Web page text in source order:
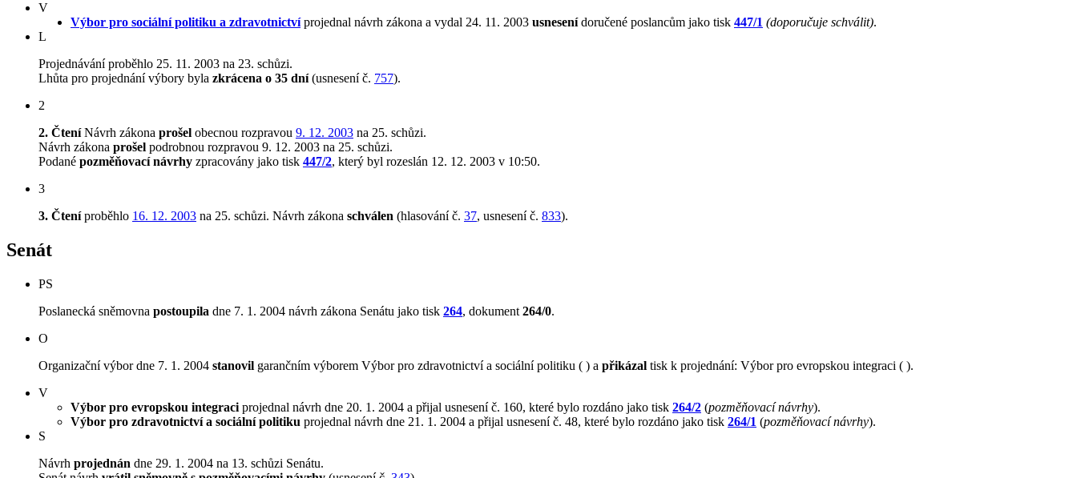
V
Výbor pro sociální politiku a zdravotnictvíprojednal návrh zákona a vydal 24. 11. 2003 usnesenídoručené poslancům jako tisk 447/1 (doporučuje schválit).
L
Projednávání proběhlo 25. 11. 2003 na 23. schůzi.
Lhůta pro projednání výbory byla zkrácena o 35 dní(usnesení č. 757).
2
2. ČteníNávrh zákona prošel obecnou rozpravou 9. 12. 2003 na 25. schůzi.
Návrh zákona prošel podrobnou rozpravou 9. 12. 2003 na 25. schůzi.
Podané pozměňovací návrhy zpracovány jako tisk 447/2, který byl rozeslán 12. 12. 2003 v 10:50.
3
3. Čteníproběhlo 16. 12. 2003 na 25. schůzi. Návrh zákona schválen (hlasování č. 37, usnesení č. 833).
Senát
PS
Poslanecká sněmovna postoupila dne 7. 1. 2004 návrh zákona Senátu jako tisk 264, dokument 264/0.
O
Organizační výbor dne 7. 1. 2004 stanovil garančním výborem Výbor pro zdravotnictví a sociální politiku ( ) a přikázal tisk k projednání: Výbor pro evropskou integraci ( ).
V
Výbor pro evropskou integraci projednal návrh dne 20. 1. 2004 a přijal usnesení č. 160, které bylo rozdáno jako tisk 264/2 (pozměňovací návrhy).
Výbor pro zdravotnictví a sociální politiku projednal návrh dne 21. 1. 2004 a přijal usnesení č. 48, které bylo rozdáno jako tisk 264/1 (pozměňovací návrhy).
S
Návrh projednán dne 29. 1. 2004 na 13. schůzi Senátu.